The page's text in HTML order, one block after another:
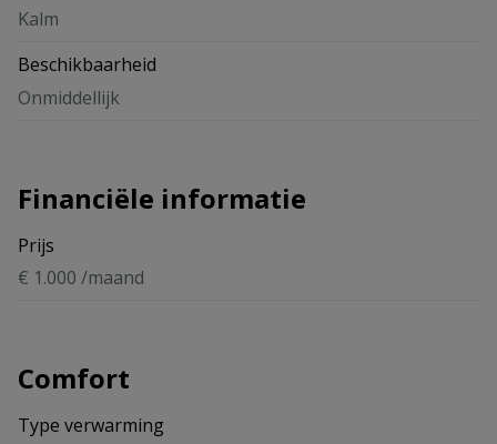
Kalm
Beschikbaarheid
Onmiddellijk
Financiële informatie
Prijs
€ 1.000 /maand
Comfort
Type verwarming